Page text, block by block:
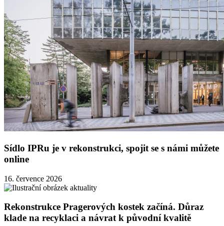
Sídlo IPRu je v rekonstrukci, spojit se s námi můžete
online
16. července 2026
Rekonstrukce Pragerových kostek začíná. Důraz
klade na recyklaci a návrat k původní kvalitě